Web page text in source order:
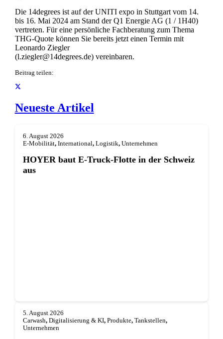
Die 14degrees ist auf der UNITI expo in Stuttgart vom 14.
bis 16. Mai 2024 am Stand der Q1 Energie AG (1 / 1H40)
vertreten. Für eine persönliche Fachberatung zum Thema
THG-Quote können Sie bereits jetzt einen Termin mit
Leonardo Ziegler
(l.ziegler@14degrees.de) vereinbaren.
Beitrag teilen:
Neueste Artikel
6. August 2026
E-Mobilität, International, Logistik, Unternehmen
HOYER baut E-Truck-Flotte in der Schweiz
aus
5. August 2026
Carwash, Digitalisierung & KI, Produkte, Tankstellen,
Unternehmen